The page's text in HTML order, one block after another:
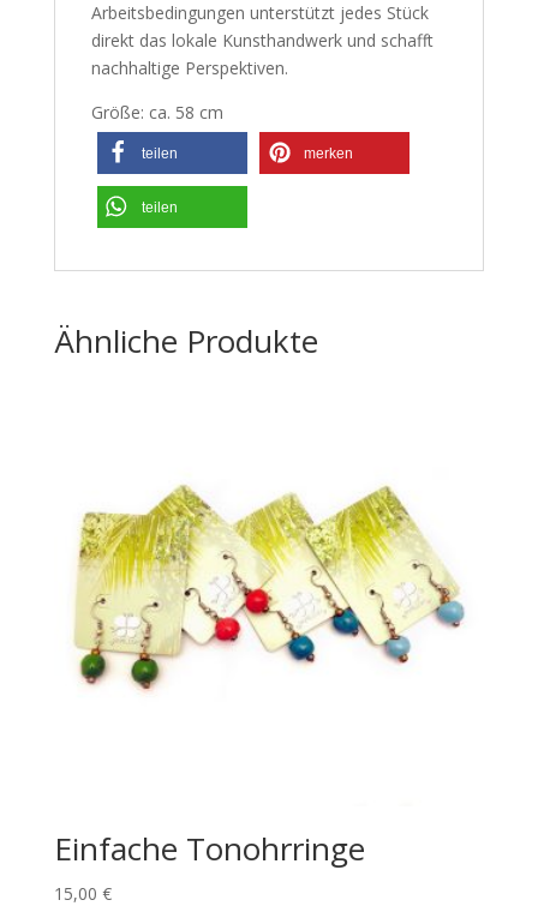
Arbeitsbedingungen unterstützt jedes Stück
direkt das lokale Kunsthandwerk und schafft
nachhaltige Perspektiven.
Größe: ca. 58 cm
teilen merken
teilen
Ähnliche Produkte
Einfache Tonohrringe
15,00 €